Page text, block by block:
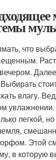
что
влагу.
легкой,
Этой
в которую